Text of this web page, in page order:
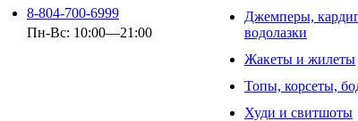
8-804-700-6999
Пн-Вс: 10:00—21:00
Джемперы,
водолазки
Жакеты и жилеты
Топы, корсеты,
Худи и свитшоты